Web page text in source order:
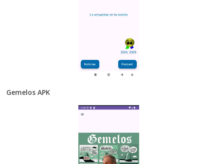
Gemelos APK